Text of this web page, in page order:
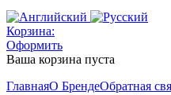
Корзина:
Оформить
Ваша корзина пуста
ГлавнаяО БрендеОбратная